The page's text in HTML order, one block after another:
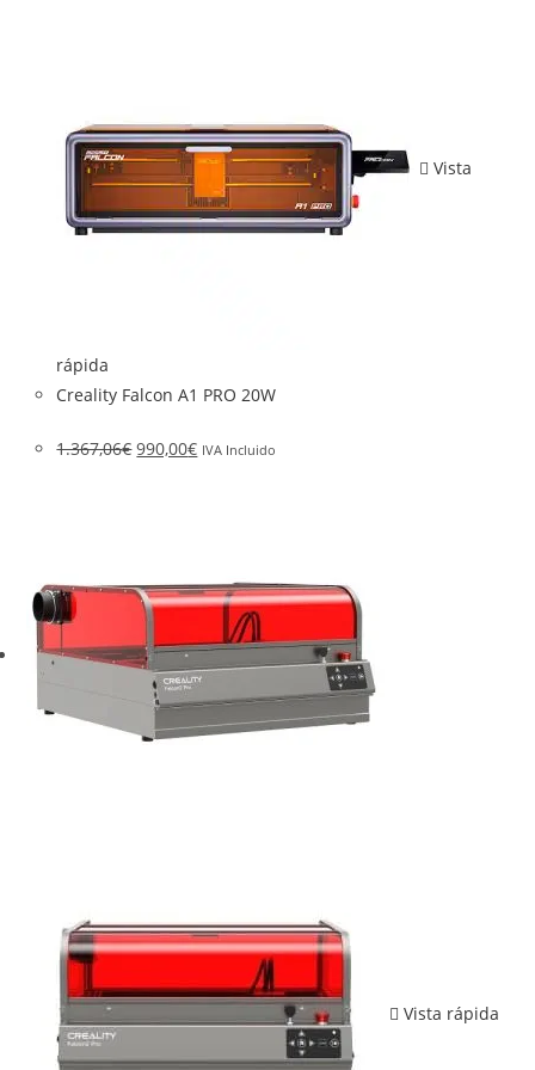
Vista
rápida
Creality Falcon A1 PRO 20W
1.367,06€ 990,00€ IVA Incluido
Vista rápida